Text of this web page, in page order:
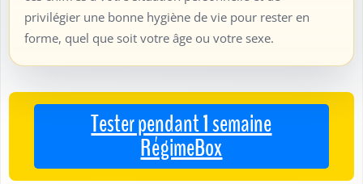
privilégier une bonne hygiène de vie pour rester en
forme, quel que soit votre âge ou votre sexe.
Tester pendant 1 semaine
RégimeBox